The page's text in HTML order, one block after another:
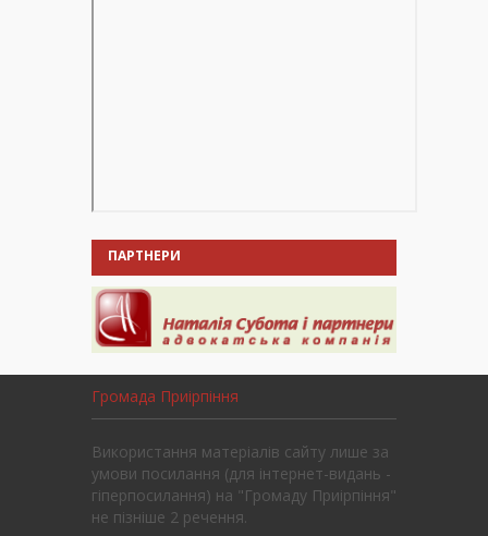
ПАРТНЕРИ
Громада Приірпіння
Використання матеріалів сайту лише за
умови посилання (для інтернет-видань -
гіперпосилання) на "Громаду Приірпіння"
не пізніше 2 речення.